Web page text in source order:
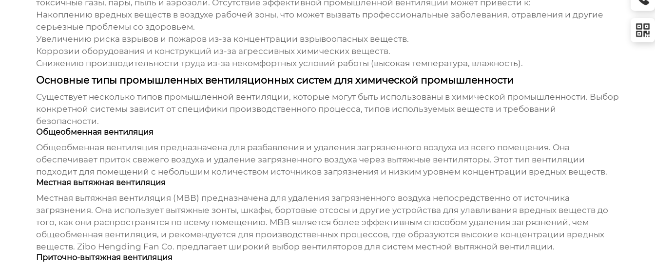
токсичные газы, пары, пыль и аэрозоли. Отсутствие эффективной промышленной вентиляции может привести к:
Накоплению вредных веществ в воздухе рабочей зоны, что может вызвать профессиональные заболевания, отравления и другие
серьезные проблемы со здоровьем.
Увеличению риска взрывов и пожаров из-за концентрации взрывоопасных веществ.
Коррозии оборудования и конструкций из-за агрессивных химических веществ.
Снижению производительности труда из-за некомфортных условий работы (высокая температура, влажность).
Основные типы промышленных вентиляционных систем для химической промышленности
Существует несколько типов промышленной вентиляции, которые могут быть использованы в химической промышленности. Выбор
конкретной системы зависит от специфики производственного процесса, типов используемых веществ и требований
безопасности.
Общеобменная вентиляция
Общеобменная вентиляция предназначена для разбавления и удаления загрязненного воздуха из всего помещения. Она
обеспечивает приток свежего воздуха и удаление загрязненного воздуха через вытяжные вентиляторы. Этот тип вентиляции
подходит для помещений с небольшим количеством источников загрязнения и низким уровнем концентрации вредных веществ.
Местная вытяжная вентиляция
Местная вытяжная вентиляция (МВВ) предназначена для удаления загрязненного воздуха непосредственно от источника
загрязнения. Она использует вытяжные зонты, шкафы, бортовые отсосы и другие устройства для улавливания вредных веществ до
того, как они распространятся по всему помещению. МВВ является более эффективным способом удаления загрязнений, чем
общеобменная вентиляция, и рекомендуется для производственных процессов, где образуются высокие концентрации вредных
веществ. Zibo Hengding Fan Co. предлагает широкий выбор вентиляторов для систем местной вытяжной вентиляции.
Приточно-вытяжная вентиляция